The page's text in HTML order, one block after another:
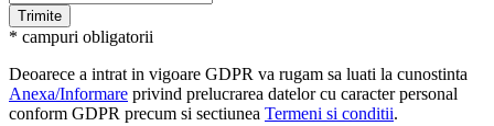
* campuri obligatorii
Deoarece a intrat in vigoare GDPR va rugam sa luati la cunostinta
Anexa/Informare privind prelucrarea datelor cu caracter personal
conform GDPR precum si sectiunea Termeni si conditii.